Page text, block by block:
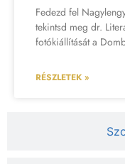
Fedezd fel
tekintsd meg dr.
fotókiállítását a
RÉSZLETEK »